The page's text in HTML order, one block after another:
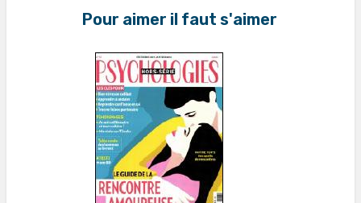
Pour aimer il faut s'aimer